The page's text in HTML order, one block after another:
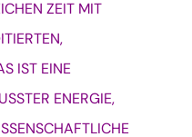
ZEIT MIT
IST EINE
ENERGIE,